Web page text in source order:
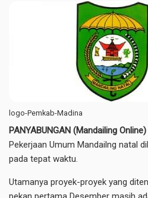
logo-Pemkab-Madina
PANYABUNGAN (Mandailing Online)
Pekerjaan Umum Mandailng natal
pada tepat waktu.
Utamanya proyek-proyek yang